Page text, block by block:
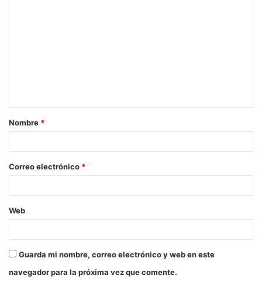
Nombre *
Correo electrónico *
Web
Guarda mi nombre, correo electrónico y web en este
navegador para la próxima vez que comente.